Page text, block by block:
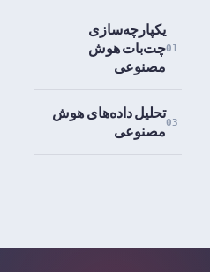
01
یکپارچه‌سازی
چت‌بات هوش
مصنوعی
03تحلیل داده‌های هوش
مصنوعی